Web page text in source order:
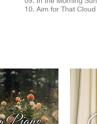
10. Aim for That Cloud